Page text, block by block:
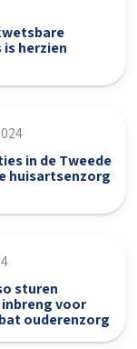
herzien
in de Tweede
huisartsenzorg
sturen
voor
ouderenzorg